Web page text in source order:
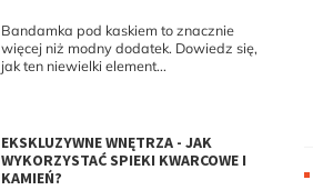
Bandamka pod kaskiem to znacznie
więcej niż modny dodatek. Dowiedz się,
jak ten niewielki element...
EKSKLUZYWNE WNĘTRZA - JAK
WYKORZYSTAĆ SPIEKI KWARCOWE I
KAMIEŃ?